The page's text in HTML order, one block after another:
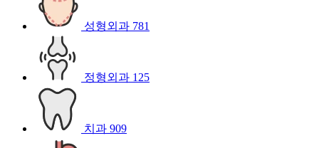
성형외과 781
정형외과 125
치과 909